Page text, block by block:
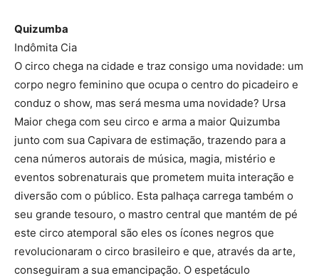
Quizumba
Indômita Cia
O circo chega na cidade e traz consigo uma novidade: um
corpo negro feminino que ocupa o centro do picadeiro e
conduz o show, mas será mesma uma novidade? Ursa
Maior chega com seu circo e arma a maior Quizumba
junto com sua Capivara de estimação, trazendo para a
cena números autorais de música, magia, mistério e
eventos sobrenaturais que prometem muita interação e
diversão com o público. Esta palhaça carrega também o
seu grande tesouro, o mastro central que mantém de pé
este circo atemporal são eles os ícones negros que
revolucionaram o circo brasileiro e que, através da arte,
conseguiram a sua emancipação. O espetáculo